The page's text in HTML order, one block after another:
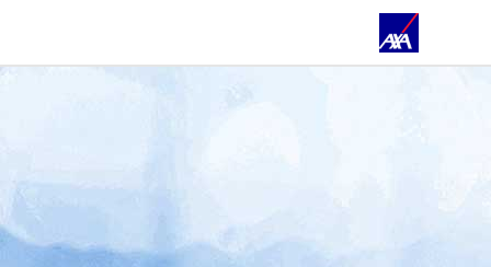
ÖFFENTLICHER DIENST